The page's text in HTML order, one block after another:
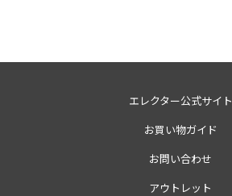
エレクター公式サイト
お買い物ガイド
お問い合わせ
アウトレット